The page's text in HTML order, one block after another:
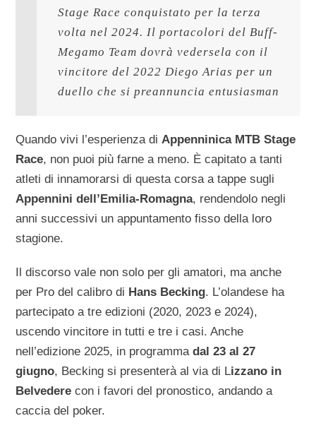
Stage Race conquistato per la terza
volta nel 2024. Il portacolori del Buff-
Megamo Team dovrà vedersela con il
vincitore del 2022 Diego Arias per un
duello che si preannuncia entusiasman
Quando vivi l’esperienza di Appenninica MTB Stage
Race, non puoi più farne a meno. È capitato a tanti
atleti di innamorarsi di questa corsa a tappe sugli
Appennini dell’Emilia-Romagna, rendendolo negli
anni successivi un appuntamento fisso della loro
stagione.
Il discorso vale non solo per gli amatori, ma anche
per Pro del calibro di Hans Becking. L’olandese ha
partecipato a tre edizioni (2020, 2023 e 2024),
uscendo vincitore in tutti e tre i casi. Anche
nell’edizione 2025, in programmadal 23 al 27
giugno, Becking si presenterà al via di Lizzano in
Belvedere con i favori del pronostico, andando a
caccia del poker.